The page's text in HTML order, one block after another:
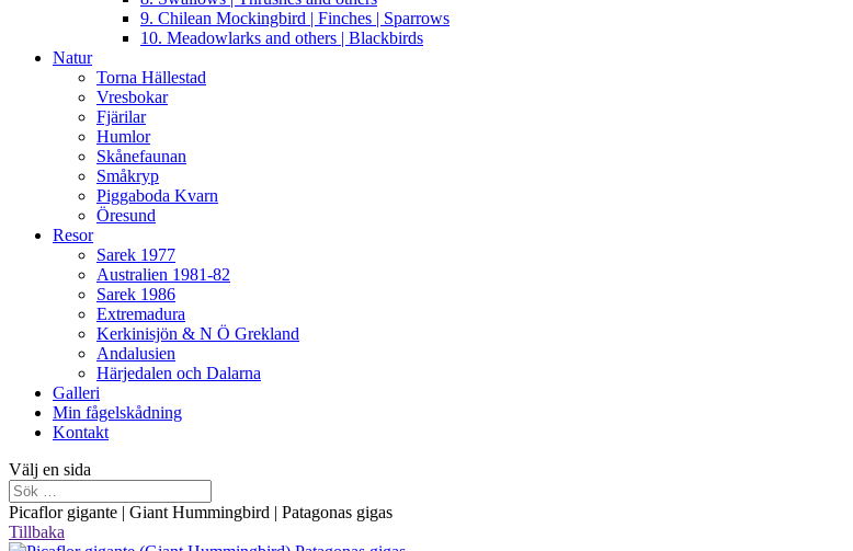
9. Chilean Mockingbird | Finches | Sparrows
10. Meadowlarks and others | Blackbirds
Natur
Torna Hällestad
Vresbokar
Fjärilar
Humlor
Skånefaunan
Småkryp
Piggaboda Kvarn
Öresund
Resor
Sarek 1977
Australien 1981-82
Sarek 1986
Extremadura
Kerkinisjön & N Ö Grekland
Andalusien
Härjedalen och Dalarna
Galleri
Min fågelskådning
Kontakt
Välj en sida
Picaflor gigante | Giant Hummingbird | Patagonas gigas
Tillbaka